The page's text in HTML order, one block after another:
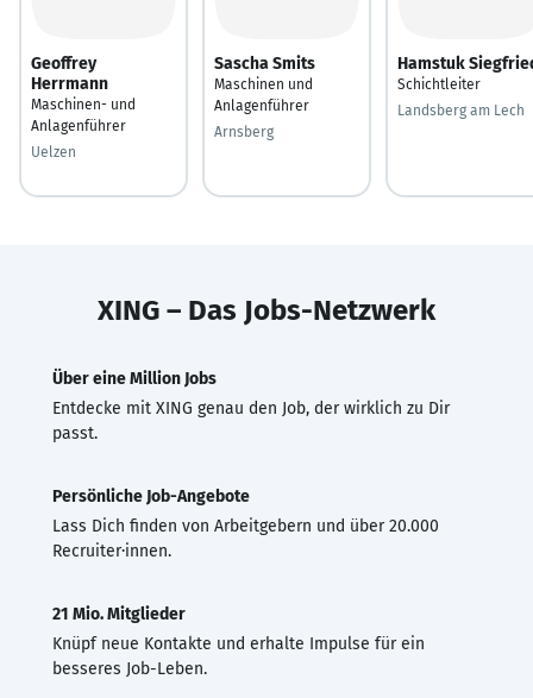
Geoffrey
Herrmann
Maschinen- und
Anlagenführer
Uelzen
Sascha Smits
Maschinen und
Anlagenführer
Arnsberg
Hamstuk
Schichtleiter
Landsberg am Lech
XING – Das Jobs-Netzwerk
Über eine Million Jobs
Entdecke mit XING genau den Job, der wirklich zu Dir
passt.
Persönliche Job-Angebote
Lass Dich finden von Arbeitgebern und über 20.000
Recruiter·innen.
21 Mio. Mitglieder
Knüpf neue Kontakte und erhalte Impulse für ein
besseres Job-Leben.